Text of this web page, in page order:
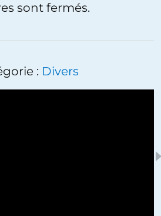
sont fermés.
: Divers